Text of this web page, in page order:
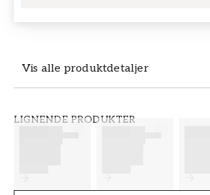
Vis alle produktdetaljer
LIGNENDE PRODUKTER